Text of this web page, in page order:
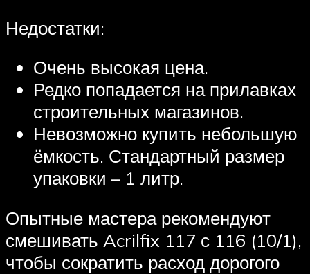
Недостатки:
Очень высокая цена.
Редко попадается на прилавках
строительных магазинов.
Невозможно купить небольшую
ёмкость. Стандартный размер
упаковки – 1 литр.
Опытные мастера рекомендуют
смешивать Acrilfix 117 с 116 (10/1),
чтобы сократить расход дорогого